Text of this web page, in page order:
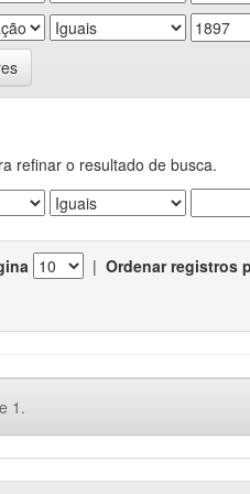
refinar o resultado de busca.
| Ordenar registros
1.